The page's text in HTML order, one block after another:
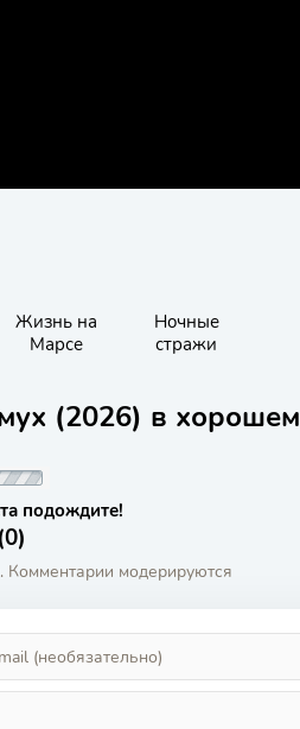
Жизнь на
Марсе
Ночные
стражи
(2026) в хорошем
подождите!
модерируются